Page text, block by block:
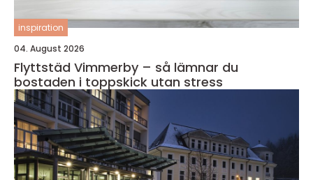
inspiration
04. August 2026
Flyttstäd Vimmerby – så lämnar du
bostaden i toppskick utan stress